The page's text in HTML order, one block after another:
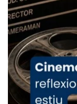
espana-
Foto
View on Facebook ·
1 week ago
«Avui les